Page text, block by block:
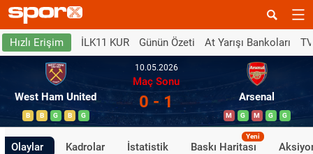
Hızlı Erişim İLK11 KUR Günün Özeti At Yarışı Bankoları
West Ham United
B B G B G
10.05.2026
Maç Sonu
0 - 1 Arsenal
M G M G G
Olaylar Kadrolar İstatistik Baskı Haritası
Yeni